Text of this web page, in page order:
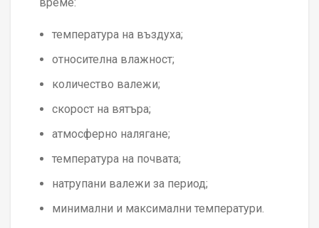
температура на въздуха;
относителна влажност;
количество валежи;
скорост на вятъра;
атмосферно налягане;
температура на почвата;
натрупани валежи за период;
минимални и максимални температури.